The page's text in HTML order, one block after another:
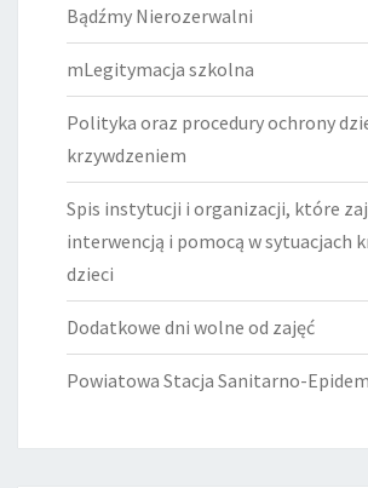
Bądźmy Nierozerwalni
mLegitymacja szkolna
Polityka oraz procedury ochrony
krzywdzeniem
Spis instytucji i organizacji, które
interwencją i pomocą w sytuacjach
dzieci
Dodatkowe dni wolne od zajęć
Powiatowa Stacja Sanitarno-